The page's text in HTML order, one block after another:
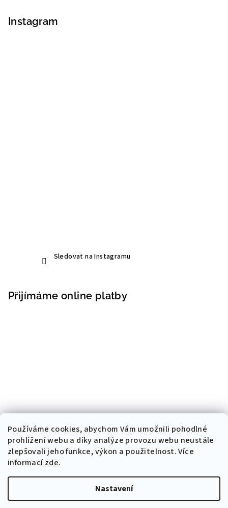
Používáme cookies, abychom Vám umožnili pohodlné
prohlížení webu a díky analýze provozu webu neustále
zlepšovali jeho funkce, výkon a použitelnost. Více
informacízde.
Nastavení
Instagram
Sledovat na Instagramu
Přijímáme online platby